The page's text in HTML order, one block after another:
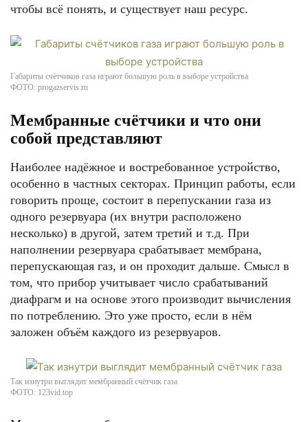
чтобы всё понять, и существует наш ресурс.
Габариты счётчиков газа играют большую роль в выборе устройства
ФОТО: progazservis.ru
Мембранные счётчики и что они
собой представляют
Наиболее надёжное и востребованное устройство,
особенно в частных секторах. Принцип работы, если
говорить проще, состоит в перепускании газа из
одного резервуара (их внутри расположено
несколько) в другой, затем третий и т.д. При
наполнении резервуара срабатывает мембрана,
перепускающая газ, и он проходит дальше. Смысл в
том, что прибор учитывает число срабатываний
диафрагм и на основе этого производит вычисления
по потреблению. Это уже просто, если в нём
заложен объём каждого из резервуаров.
Так изнутри выглядит мембранный счётчик газа
ФОТО: 123vid.top